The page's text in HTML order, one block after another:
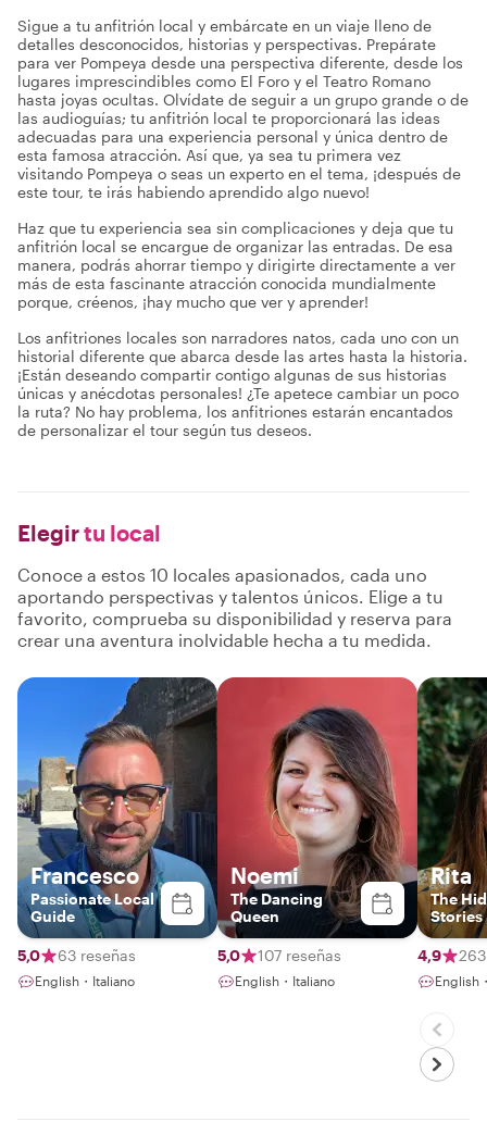
Sigue a tu anfitrión local y embárcate en un viaje lleno de
detalles desconocidos, historias y perspectivas. Prepárate
para ver Pompeya desde una perspectiva diferente, desde los
lugares imprescindibles como El Foro y el Teatro Romano
hasta joyas ocultas. Olvídate de seguir a un grupo grande o de
las audioguías; tu anfitrión local te proporcionará las ideas
adecuadas para una experiencia personal y única dentro de
esta famosa atracción. Así que, ya sea tu primera vez
visitando Pompeya o seas un experto en el tema, ¡después de
este tour, te irás habiendo aprendido algo nuevo!
Haz que tu experiencia sea sin complicaciones y deja que tu
anfitrión local se encargue de organizar las entradas. De esa
manera, podrás ahorrar tiempo y dirigirte directamente a ver
más de esta fascinante atracción conocida mundialmente
porque, créenos, ¡hay mucho que ver y aprender!
Los anfitriones locales son narradores natos, cada uno con un
historial diferente que abarca desde las artes hasta la historia.
¡Están deseando compartir contigo algunas de sus historias
únicas y anécdotas personales! ¿Te apetece cambiar un poco
la ruta? No hay problema, los anfitriones estarán encantados
de personalizar el tour según tus deseos.
Elegirtu local
Conoce a estos 10 locales apasionados, cada uno
aportando perspectivas y talentos únicos. Elige a tu
favorito, comprueba su disponibilidad y reserva para
crear una aventura inolvidable hecha a tu medida.
Francesco
Passionate Local
Guide
5,0 63 reseñas
English・Italiano
Noemi
The Dancing
Queen
5,0 107 reseñas
English・Italiano
Rita
The
Stories
4,9
English